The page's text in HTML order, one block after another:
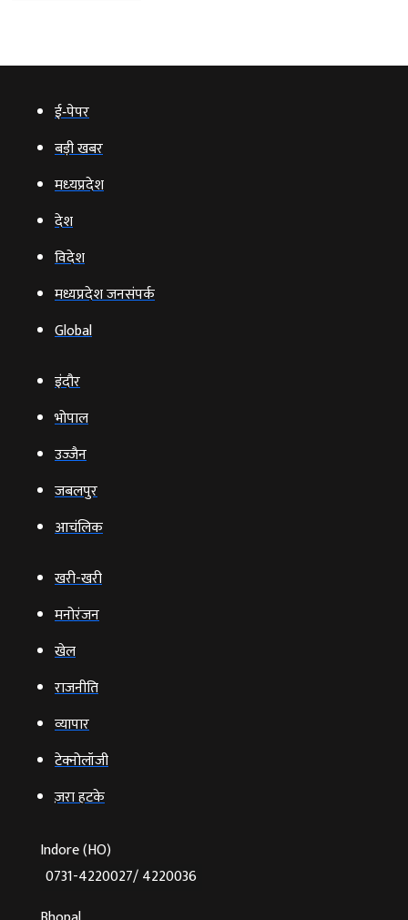
ई‑पेपर
बड़ी खबर
मध्‍यप्रदेश
देश
विदेश
मध्यप्रदेश जनसंपर्क
Global
इंदौर
भोपाल
उज्‍जैन
जबलपुर
आचंलिक
खरी-खरी
मनोरंजन
खेल
राजनीति
व्‍यापार
टेक्‍नोलॉजी
ज़रा हटके
Indore (HO)
0731-4220027/ 4220036